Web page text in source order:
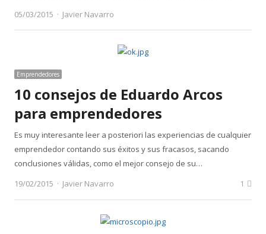
05/03/2015
Author
Javier Navarro
Emprendedores
10 consejos de Eduardo Arcos
para emprendedores
Es muy interesante leer a posteriori las experiencias de cualquier
emprendedor contando sus éxitos y sus fracasos, sacando
conclusiones válidas, como el mejor consejo de su…
19/02/2015
Author
Javier Navarro 1